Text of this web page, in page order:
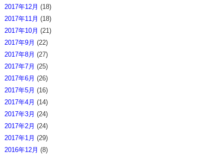
2017年12月 (18)
2017年11月 (18)
2017年10月 (21)
2017年9月 (22)
2017年8月 (27)
2017年7月 (25)
2017年6月 (26)
2017年5月 (16)
2017年4月 (14)
2017年3月 (24)
2017年2月 (24)
2017年1月 (29)
2016年12月 (8)